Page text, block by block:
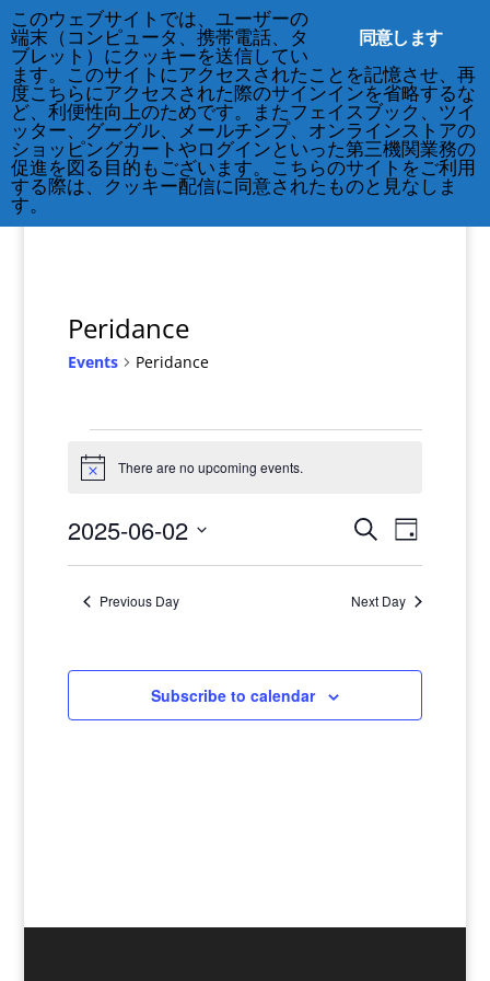
212-677-8621 info@crsny.org
Peridance
Events Peridance
Events
for
2
日,
2025
Notice There are no upcoming events.
Events
Search
Views
SearchEvents
Views
Day
2025-06-02
Previous Day Next Day
Subscribe to calendar
同意します
このウェブサイトでは、ユーザーの
端末（コンピュータ、携帯電話、タ
ブレット）にクッキーを送信してい
ます。このサイトにアクセスされたことを記憶させ、再
度こちらにアクセスされた際のサインインを省略するな
ど、利便性向上のためです。またフェイスブック、ツイ
ッター、グーグル、メールチンプ、オンラインストアの
ショッピングカートやログインといった第三機関業務の
促進を図る目的もございます。こちらのサイトをご利用
する際は、クッキー配信に同意されたものと見なしま
す。